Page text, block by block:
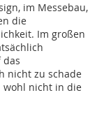
im Messebau,
die
Im großen
das
nicht zu schade
wohl nicht in die